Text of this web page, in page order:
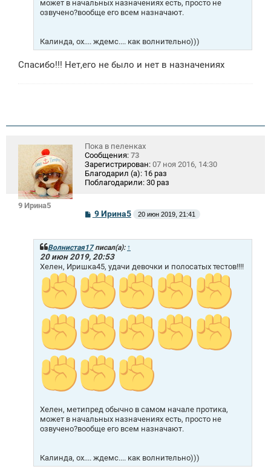
может в начальных назначениях есть, просто не
озвучено?вообще его всем назначают.
Калинда, ох.... ждемс.... как волнительно)))
Спасибо!!! Нет,его не было и нет в назначениях
9 Ирина5
Пока в пеленках
Сообщения: 73
Зарегистрирован: 07 ноя 2016, 14:30
Благодарил (а): 16 раз
Поблагодарили: 30 раз
С
б
щ
е
н
и
е
9 Ирина5 20 июн 2019, 21:41
Волнистая17писал(а): ↑
20 июн 2019, 20:53
Хелен, Иришка45, удачи девочки и полосатых тестов!!!!
Хелен, метипред обычно в самом начале протика,
может в начальных назначениях есть, просто не
озвучено?вообще его всем назначают.
Калинда, ох.... ждемс.... как волнительно)))